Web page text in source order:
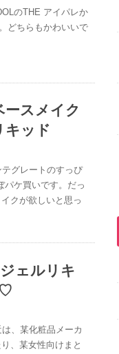
のTHE アイパレか
どちらもかわいいで
ースメイク
キッド
グレートのすっぴ
パケ買いです。だっ
クが欲しいと思っ
ェルリキ
♡
、某化粧品メーカ
、某女性向けまと